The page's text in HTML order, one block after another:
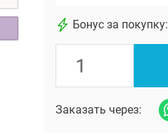
Бонус за покупку:
Заказать через: